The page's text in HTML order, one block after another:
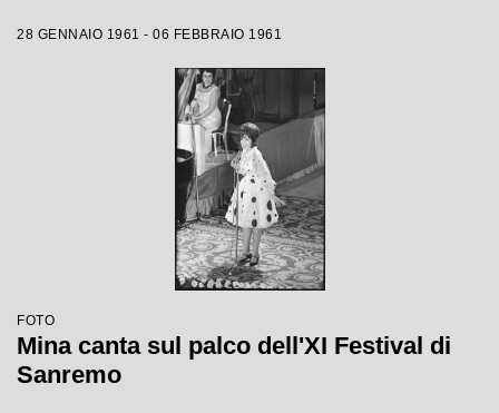
28 GENNAIO 1961 - 06 FEBBRAIO 1961
FOTO
Mina canta sul palco dell'XI Festival di
Sanremo